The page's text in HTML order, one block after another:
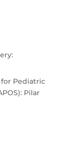
Pediatric
Pilar